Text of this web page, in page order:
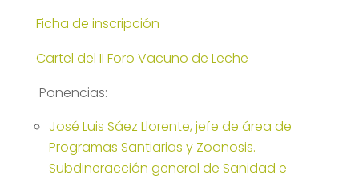
Ficha de inscripción
Cartel del II Foro Vacuno de Leche
Ponencias:
José Luis Sáez Llorente, jefe de área de
Programas Santiarias y Zoonosis.
Subdineracción general de Sanidad e